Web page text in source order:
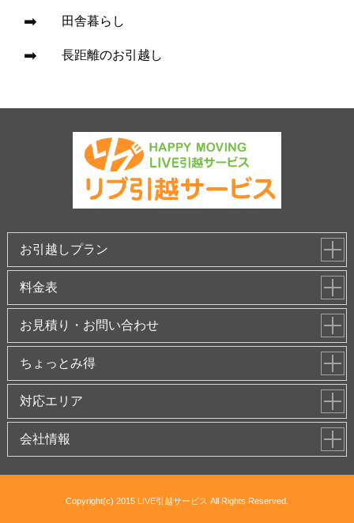
田舎暮らし
長距離のお引越し
お引越しプラン
料金表
お見積り・お問い合わせ
ちょっとみ得
対応エリア
会社情報
Copyright(c) 2015 LIVE引越サービス All Rights Reserved.